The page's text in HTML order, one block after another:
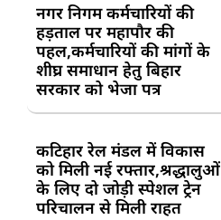
नगर निगम कर्मचारियों की
हड़ताल पर महापौर की
पहल,कर्मचारियों की मांगों के
शीघ्र समाधान हेतु बिहार
सरकार को भेजा पत्र
कटिहार रेल मंडल में विकास
को मिली नई रफ्तार,श्रद्धालुओं
के लिए दो जोड़ी स्पेशल ट्रेन
परिचालन से मिली राहत